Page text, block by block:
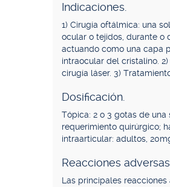
Indicaciones.
1) Cirugía oftálmica: una
ocular o tejidos, durante o
actuando como una capa
intraocular del cristalino.
cirugía láser. 3)
Dosificación.
Tópica: 2 o 3 gotas de
requerimiento quirúrgico;
intraarticular: adultos,
Reacciones adversas.
Las principales